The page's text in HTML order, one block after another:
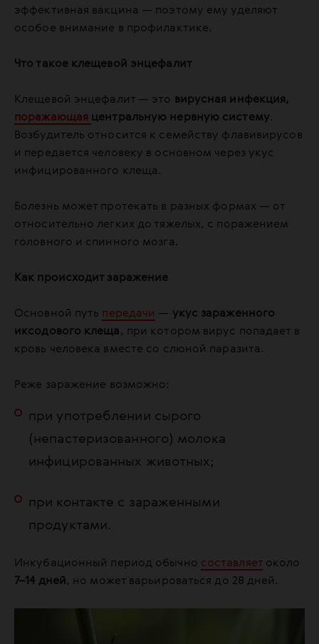
эффективная вакцина — поэтому ему уделяют
особое внимание в профилактике.
Что такое клещевой энцефалит
Клещевой энцефалит — это вирусная инфекция,
поражающая центральную нервную систему.
Возбудитель относится к семейству флавивирусов
и передается человеку в основном через укус
инфицированного клеща.
Болезнь может протекать в разных формах — от
относительно легких до тяжелых, с поражением
головного и спинного мозга.
Как происходит заражение
Основной путь передачи — укус зараженного
иксодового клеща , при котором вирус попадает в
кровь человека вместе со слюной паразита.
Реже заражение возможно:
при употреблении сырого
(непастеризованного) молока
инфицированных животных;
при контакте с зараженными
продуктами.
Инкубационный период обычно составляетоколо
7–14 дней, но может варьироваться до 28 дней.